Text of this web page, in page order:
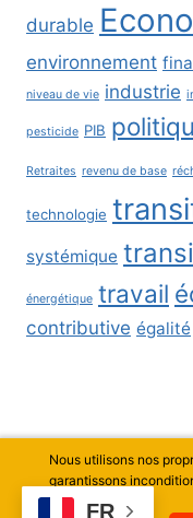
durable
environnement
niveau de vie industrie
pesticide PIB
Retraites revenu de base
technologie
systémique
énergétique travail
contributive égalité
© 2026 Thierry
FR
Nous utilisons nos
garantissons